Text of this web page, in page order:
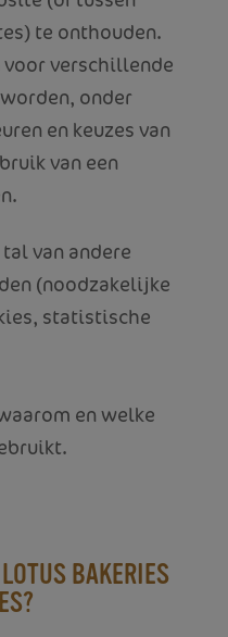
te onthouden.
voor verschillende
onder
en keuzes van
van een
van andere
(noodzakelijke
statistische
en welke
BAKERIES